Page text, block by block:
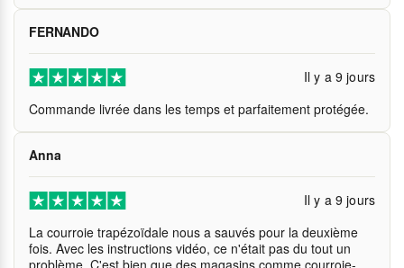
FERNANDO
Il y a 9 jours
Commande livrée dans les temps et parfaitement protégée.
Anna
Il y a 9 jours
La courroie trapézoïdale nous a sauvés pour la deuxième
fois. Avec les instructions vidéo, ce n'était pas du tout un
problème. C'est bien que des magasins comme courroie-